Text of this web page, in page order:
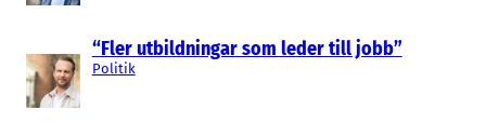
“Fler utbildningar som leder till jobb”
Politik
Målet är att utveckla tidigare diagnostik för
bukspottkörtelcancer. Metoden är att mäta
specifika proteiner i blodprov, med hjälp av